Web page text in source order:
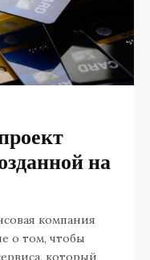
на
компания
о том, чтобы
который